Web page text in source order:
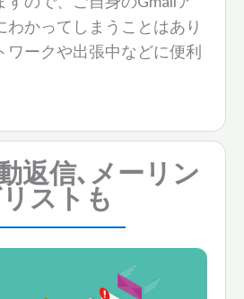
わかってしまうことはあり
ワークや出張中などに便利
返信､メーリン
ストも